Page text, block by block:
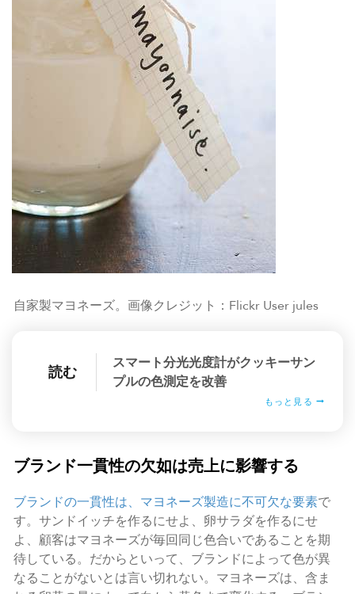
自家製マヨネーズ。画像クレジット：Flickr User jules
読む
スマート分光光度計がクッキーサン
プルの色測定を改善
もっと見る
ブランド一貫性の欠如は売上に影響する
ブランドの一貫性は、マヨネーズ製造に不可欠な要素で
す。サンドイッチを作るにせよ、卵サラダを作るにせ
よ、顧客はマヨネーズが毎回同じ色合いであることを期
待している。だからといって、ブランドによって色が異
なることがないとは言い切れない。マヨネーズは、含ま